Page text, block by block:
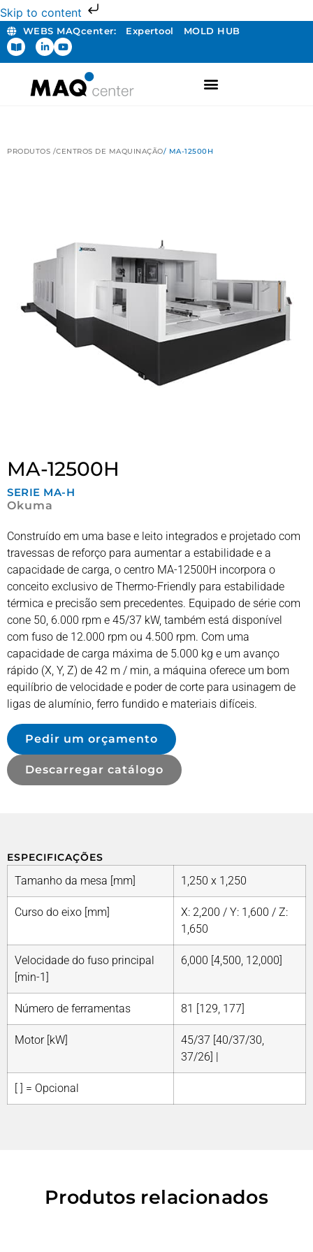
Skip to content
WEBS MAQcenter: Expertool MOLD HUB
PRODUTOS /CENTROS DE MAQUINAÇÃO/ MA-12500H
MA-12500H
SERIE MA-H
Okuma
Construído em uma base e leito integrados e projetado com
travessas de reforço para aumentar a estabilidade e a
capacidade de carga, o centro MA-12500H incorpora o
conceito exclusivo de Thermo-Friendly para estabilidade
térmica e precisão sem precedentes. Equipado de série com
cone 50, 6.000 rpm e 45/37 kW, também está disponível
com fuso de 12.000 rpm ou 4.500 rpm. Com uma
capacidade de carga máxima de 5.000 kg e um avanço
rápido (X, Y, Z) de 42 m / min, a máquina oferece um bom
equilíbrio de velocidade e poder de corte para usinagem de
ligas de alumínio, ferro fundido e materiais difíceis.
Pedir um orçamento
Descarregar catálogo
ESPECIFICAÇÕES
Tamanho da mesa [mm] 1,250 x 1,250
Curso do eixo [mm]
X: 2,200 / Y: 1,600 / Z:
1,650
Velocidade do fuso principal
[min-1]
6,000 [4,500, 12,000]
Número de ferramentas 81 [129, 177]
Motor [kW]
45/37 [40/37/30,
37/26] |
[ ] = Opcional
Produtos relacionados